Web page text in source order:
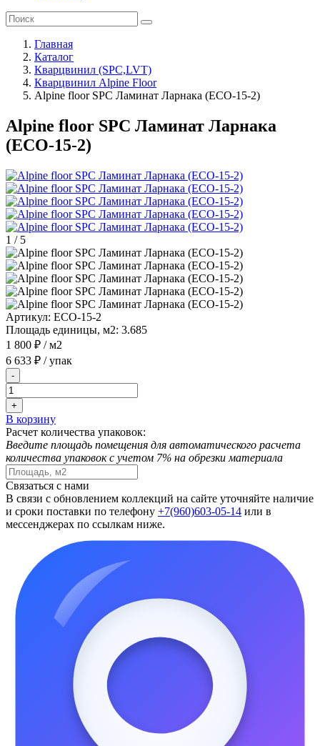
Главная
Каталог
Кварцвинил (SPC,LVT)
Кварцвинил Alpine Floor
Alpine floor SPC Ламинат Ларнака (ECO-15-2)
Alpine floor SPC Ламинат Ларнака
(ECO-15-2)
1 / 5
Артикул: ECO-15-2
Площадь единицы, м2: 3.685
1 800 ₽ / м2
6 633 ₽ / упак
-
+
В корзину
Расчет количества упаковок:
Введите площадь помещения для автоматического расчета
количества упаковок с учетом 7% на обрезки материала
Связаться с нами
В связи с обновлением коллекций на сайте уточняйте наличие
и сроки поставки по телефону +7(960)603-05-14 или в
мессенджерах по ссылкам ниже.